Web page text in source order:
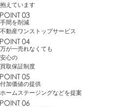
抱えています
手間を削減
不動産ワンストップサービス
万が一売れなくても
安心の
買取保証制度
付加価値の提供
ホームステージングなどを提案